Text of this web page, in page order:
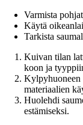
Varmista
Käytä
Tarkista
Kuivan tilan
koon ja
Kylpyhuoneen
materiaalien
Huolehdi
estämiseksi.